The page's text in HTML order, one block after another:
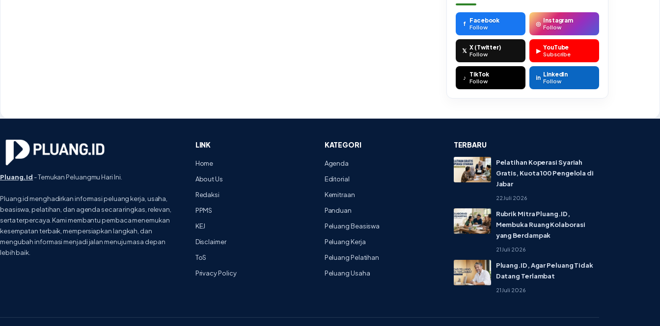
f Facebook
Follow ◎ Instagram
Follow
𝕏 X (Twitter)
Follow ▶ YouTube
Subscribe
♪ TikTok
Follow in LinkedIn
Follow
Pluang.id - Temukan Peluangmu Hari Ini.
Pluang.id menghadirkan informasi peluang kerja, usaha,
beasiswa, pelatihan, dan agenda secara ringkas, relevan,
serta terpercaya. Kami membantu pembaca menemukan
kesempatan terbaik, mempersiapkan langkah, dan
mengubah informasi menjadi jalan menuju masa depan
lebih baik.
LINK
Home
About Us
Redaksi
PPMS
KEJ
Disclaimer
ToS
Privacy Policy
KATEGORI
Agenda
Editorial
Kemitraan
Panduan
Peluang Beasiswa
Peluang Kerja
Peluang Pelatihan
Peluang Usaha
TERBARU
Pelatihan Koperasi Syariah
Gratis, Kuota 100 Pengelola di
Jabar
22 Juli 2026
Rubrik Mitra Pluang.ID,
Membuka Ruang Kolaborasi
yang Berdampak
21 Juli 2026
Pluang.ID, Agar Peluang Tidak
Datang Terlambat
21 Juli 2026